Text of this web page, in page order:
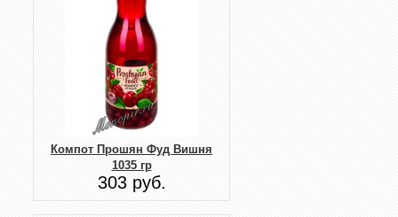
Компот Прошян Фуд Вишня
1035 гр
303 руб.